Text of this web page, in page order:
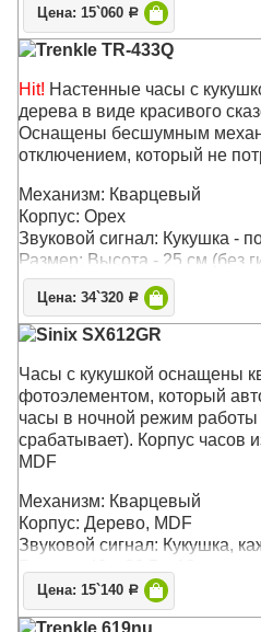
Цена: 15`060 Р
Trenkle TR-433Q
Hit! Настенные часы с
дерева в виде красивого
Оснащены бесшумным
отключением, который не
Механизм: Кварцевый
Корпус: Орех
Звуковой сигнал: Кукушка -
Размер: Высота - 25 см (без
Цена: 34`320 Р
Sinix SX612GR
Часы с кукушкой оснащены
фотоэлементом, который
часы в ночной режим работы
срабатывает). Корпус часов
MDF
Механизм: Кварцевый
Корпус: Дерево, MDF
Звуковой сигнал: Кукушка,
Цена: 15`140 Р
Trenkle 619nu